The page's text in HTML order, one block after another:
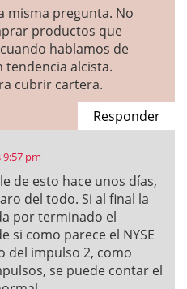
misma pregunta. No
productos que
hablamos de
tendencia alcista.
cubrir cartera.
Responder
9:57 pm
de esto hace unos días,
del todo. Si al final la
por terminado el
si como parece el NYSE
del impulso 2, como
se puede contar el